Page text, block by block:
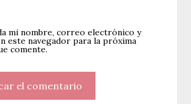
mi nombre, correo electrónico y
este navegador para la próxima
comente.